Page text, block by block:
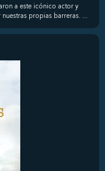
a este icónico actor y
propias barreras. ...